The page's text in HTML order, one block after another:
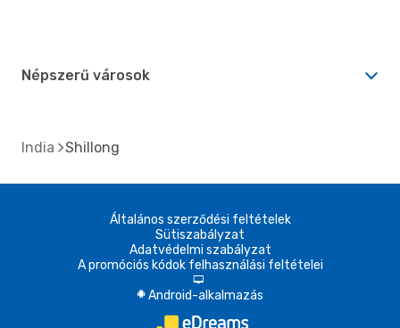
Népszerű városok
India Shillong
Általános szerződési feltételek
Sütiszabályzat
Adatvédelmi szabályzat
A promóciós kódok felhasználási feltételei
d
A Android-alkalmazás